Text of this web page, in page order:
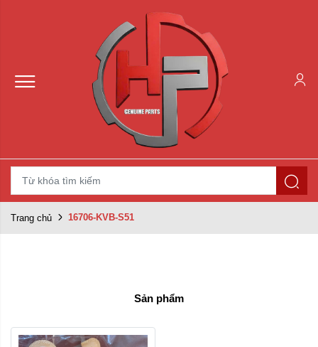
Trang chủ 16706-KVB-S51
Sản phẩm